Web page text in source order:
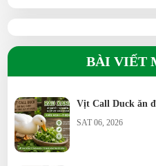
BÀI VIẾT
Vịt Call Duck ăn
SAT 06, 2026